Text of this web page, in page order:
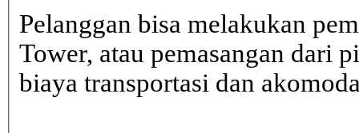
Pelanggan bisa melakukan
Tower, atau pemasangan dari
biaya transportasi dan